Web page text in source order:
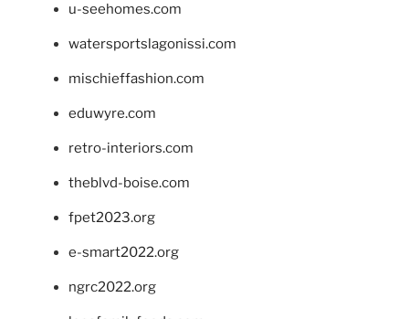
u-seehomes.com
watersportslagonissi.com
mischieffashion.com
eduwyre.com
retro-interiors.com
theblvd-boise.com
fpet2023.org
e-smart2022.org
ngrc2022.org